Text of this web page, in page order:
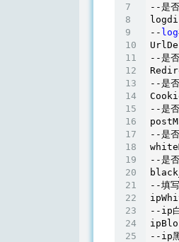
--是
-- log
--是
--是
--是
--是
--是否
--填写
--ip白
--ip黑